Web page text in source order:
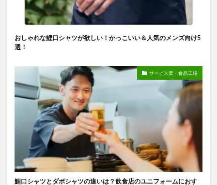
おしゃれな鯉口シャツが欲しい！かっこいい＆人気のメンズ向け5
選！
サービス業・食品工場
鯉口シャツとダボシャツの違いは？飲食店のユニフォームにおす